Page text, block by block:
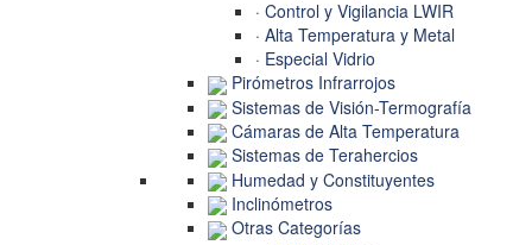
· Control y Vigilancia LWIR
· Alta Temperatura y Metal
· Especial Vidrio
Pirómetros Infrarrojos
Sistemas de Visión-Termografía
Cámaras de Alta Temperatura
Sistemas de Terahercios
Humedad y Constituyentes
Inclinómetros
Otras Categorías